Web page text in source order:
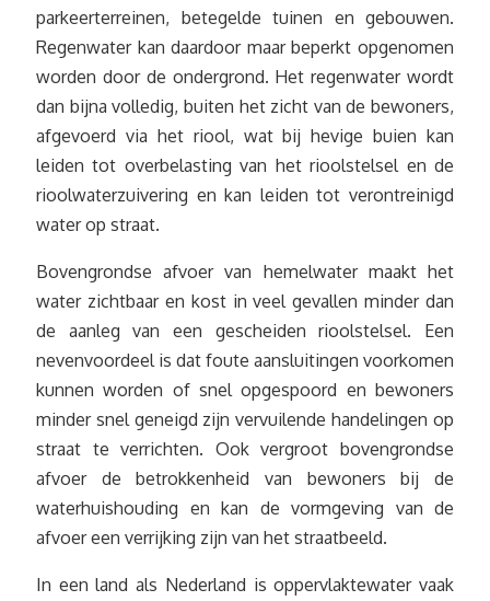
parkeerterreinen, betegelde tuinen en gebouwen.
Regenwater kan daardoor maar beperkt opgenomen
worden door de ondergrond. Het regenwater wordt
dan bijna volledig, buiten het zicht van de bewoners,
afgevoerd via het riool, wat bij hevige buien kan
leiden tot overbelasting van het rioolstelsel en de
rioolwaterzuivering en kan leiden tot verontreinigd
water op straat.
Bovengrondse afvoer van hemelwater maakt het
water zichtbaar en kost in veel gevallen minder dan
de aanleg van een gescheiden rioolstelsel. Een
nevenvoordeel is dat foute aansluitingen voorkomen
kunnen worden of snel opgespoord en bewoners
minder snel geneigd zijn vervuilende handelingen op
straat te verrichten. Ook vergroot bovengrondse
afvoer de betrokkenheid van bewoners bij de
waterhuishouding en kan de vormgeving van de
afvoer een verrijking zijn van het straatbeeld.
In een land als Nederland is oppervlaktewater vaak